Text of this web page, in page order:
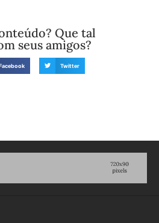
Que tal
seus amigos?
Twitter